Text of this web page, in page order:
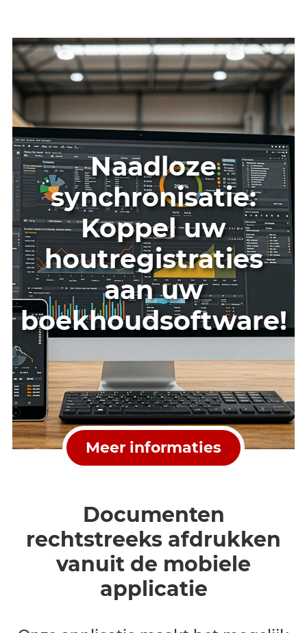
Notitie
Verplichte velden zijn rood gemarkeerd!
Naadloze
synchronisatie:
Koppel uw
houtregistraties
aan uw
boekhoudsoftware!
Meer informaties